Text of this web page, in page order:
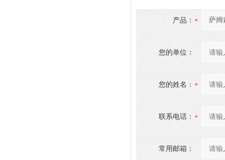
产品：
您的单位：
您的姓名：
联系电话：
常用邮箱：